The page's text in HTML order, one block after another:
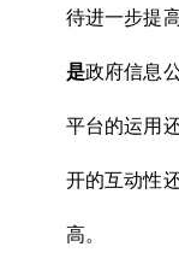
待进一步提
是政府信息
平台的运用
开的互动性
高。